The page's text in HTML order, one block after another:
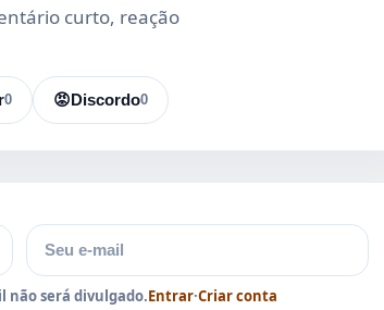
curto, reação
0 😡 0
Discordo
E-mail
não será divulgado.Entrar·Criar conta